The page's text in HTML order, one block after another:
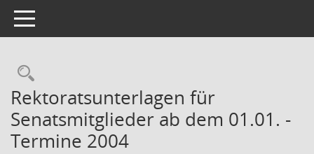
Toggle navigation
Rechercheauswahl
Rektoratsunterlagen für
Senatsmitglieder ab dem 01.01. -
Termine 2004